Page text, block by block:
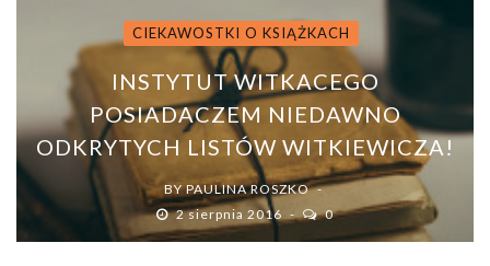
CIEKAWOSTKI O KSIĄŻKACH
INSTYTUT WITKACEGO
POSIADACZEM NIEDAWNO
ODKRYTYCH LISTÓW WITKIEWICZA!
BYPAULINA ROSZKO
2 sierpnia 2016
0